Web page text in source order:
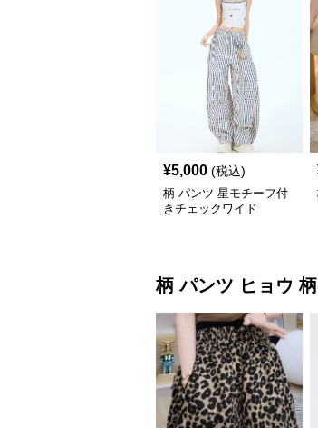
¥5,000 (税込)
柄 パンツ 星モチーフ付
きチェックワイド
柄 パンツ ヒョウ 柄